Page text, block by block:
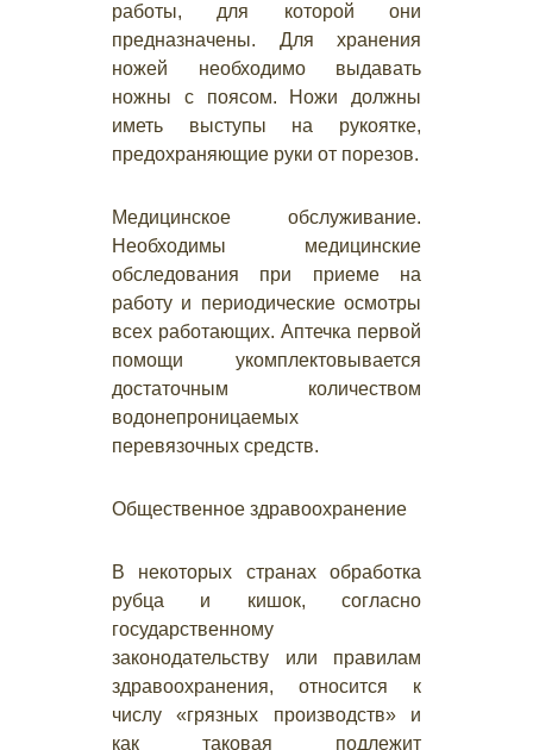
работы, для которой они
предназначены. Для хранения
ножей необходимо выдавать
ножны с поясом. Ножи должны
иметь выступы на рукоятке,
предохраняющие руки от порезов.
Медицинское обслуживание.
Необходимы медицинские
обследования при приеме на
работу и периодические осмотры
всех работающих. Аптечка первой
помощи укомплектовывается
достаточным количеством
водонепроницаемых
перевязочных средств.
Общественное здравоохранение
В некоторых странах обработка
рубца и кишок, согласно
государственному
законодательству или правилам
здравоохранения, относится к
числу «грязных производств» и
как таковая подлежит